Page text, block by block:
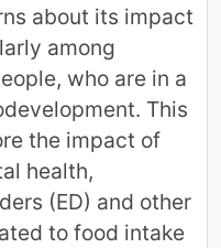
about its impact
among
who are in a
This
the impact of
health,
(ED) and other
to food intake